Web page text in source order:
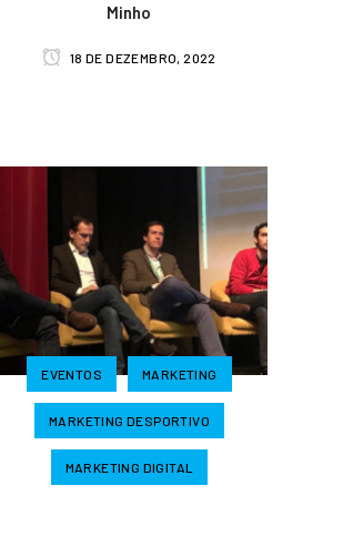
Minho
18 DE DEZEMBRO, 2022
EVENTOS MARKETING
MARKETING DESPORTIVO
MARKETING DIGITAL